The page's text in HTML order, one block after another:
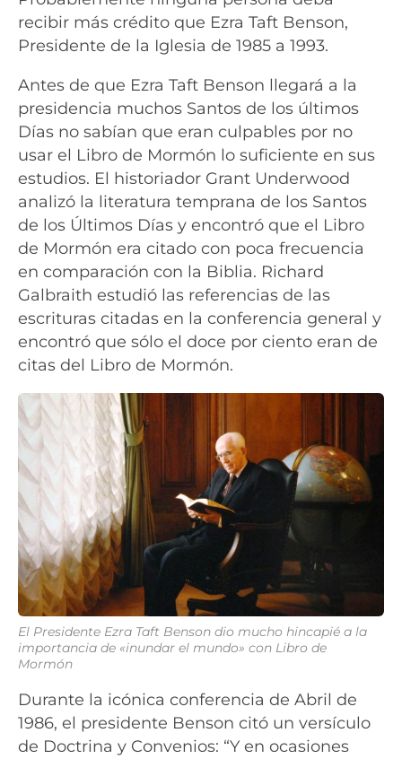
recibir más crédito que Ezra Taft Benson,
Presidente de la Iglesia de 1985 a 1993.
Antes de que Ezra Taft Benson llegará a la
presidencia muchos Santos de los últimos
Días no sabían que eran culpables por no
usar el Libro de Mormón lo suficiente en sus
estudios. El historiador Grant Underwood
analizó la literatura temprana de los Santos
de los Últimos Días y encontró que el Libro
de Mormón era citado con poca frecuencia
en comparación con la Biblia. Richard
Galbraith estudió las referencias de las
escrituras citadas en la conferencia general y
encontró que sólo el doce por ciento eran de
citas del Libro de Mormón.
El Presidente Ezra Taft Benson dio mucho hincapié a la
importancia de «inundar el mundo» con Libro de
Mormón
Durante la icónica conferencia de Abril de
1986, el presidente Benson citó un versículo
de Doctrina y Convenios: “Y en ocasiones